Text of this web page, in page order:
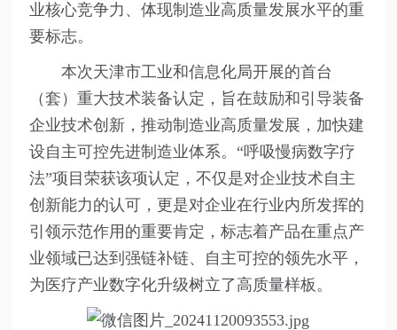
业核心竞争力、体现制造业高质量发展水平的重
要标志。
本次天津市工业和信息化局开展的首台
（套）重大技术装备认定，旨在鼓励和引导装备
企业技术创新，推动制造业高质量发展，加快建
设自主可控先进制造业体系。“呼吸慢病数字疗
法”项目荣获该项认定，不仅是对企业技术自主
创新能力的认可，更是对企业在行业内所发挥的
引领示范作用的重要肯定，标志着产品在重点产
业领域已达到强链补链、自主可控的领先水平，
为医疗产业数字化升级树立了高质量样板。